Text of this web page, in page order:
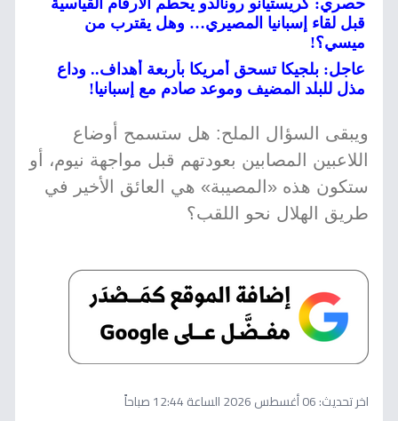
حصري: كريستيانو رونالدو يحطم الأرقام القياسية
قبل لقاء إسبانيا المصيري… وهل يقترب من
ميسي؟!
عاجل: بلجيكا تسحق أمريكا بأربعة أهداف.. وداع
مذل للبلد المضيف وموعد صادم مع إسبانيا!
ويبقى السؤال الملح: هل ستسمح أوضاع
اللاعبين المصابين بعودتهم قبل مواجهة نيوم، أو
ستكون هذه «المصيبة» هي العائق الأخير في
طريق الهلال نحو اللقب؟
اخر تحديث:06 أغسطس 2026 الساعة 12:44 صباحاً